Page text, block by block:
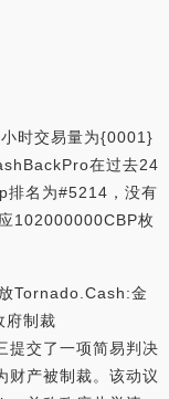
时交易量为{0001}
在过去24
排名为#5214，没有
102000000CBP枚
Tornado.Cash:金
府制裁
提交了一项简易判决
财产被制裁。该动议